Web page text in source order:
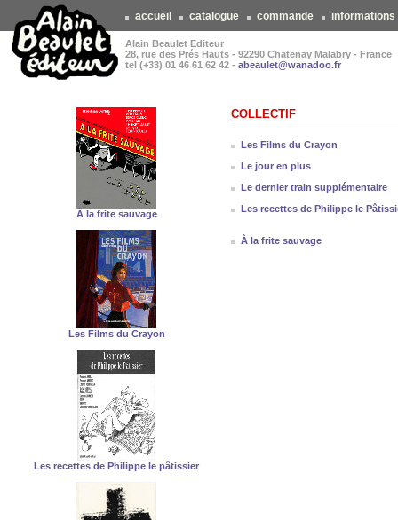
accueil catalogue commande informations
Alain Beaulet Editeur
28, rue des Prés Hauts - 92290 Chatenay Malabry - France
tel (+33) 01 46 61 62 42 - abeaulet@wanadoo.fr
À la frite sauvage
Les Films du Crayon
Les recettes de Philippe le pâtissier
COLLECTIF
Les Films du Crayon
Le jour en plus
Le dernier train supplémentaire
Les recettes de Philippe le
À la frite sauvage